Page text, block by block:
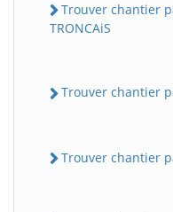
Trouver chantier
TRONCAiS
Trouver chantier
Trouver chantier